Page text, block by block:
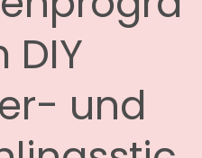
DIY
und